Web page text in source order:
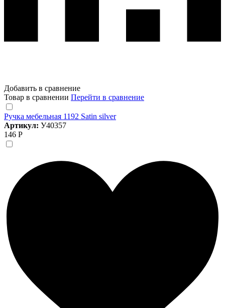
Добавить в сравнение
Товар в сравнении Перейти в сравнение
Ручка мебельная 1192 Satin silver
Артикул: У40357
146 Р